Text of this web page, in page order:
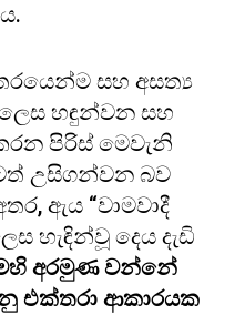
සහ අසත්‍ය
ලෙස හඳුන්වන සහ
පිරිස් මෙවැනි
උසිගන්වන බව
ඇය “වාමවාදී
හැඳින්වූ දෙය දැඩි
අරමුණ වන්නේ
එක්තරා ආකාරයක